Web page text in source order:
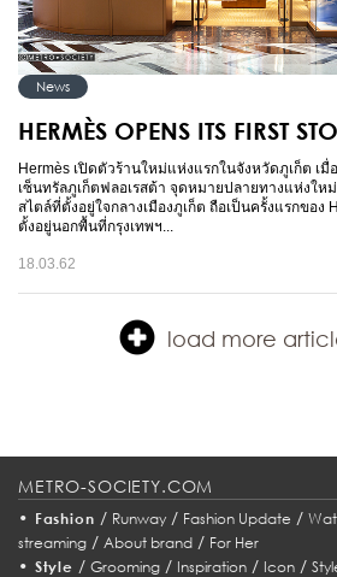
News
HERMÈS OPENS ITS FIRST
Hermès เปิดตัวร้านใหม่แห่งแรกในจังหวัดภูเก็ต เ
เซ็นทรัลภูเก็ตฟลอเรสต้า จุดหมายปลายทางแห่งให
สไตล์ที่ตั้งอยู่ใจกลางเมืองภูเก็ต ถือเป็นครั้งแรกของ
ตั้งอยู่นอกพื้นที่กรุงเทพฯ...
18.03.62
load more
METRO-SOCIETY.COM
• Fashion / Runway/ Fashion Update /
streaming / About brand / For Her
• Style / Grooming/ Inspiration/ Icon/